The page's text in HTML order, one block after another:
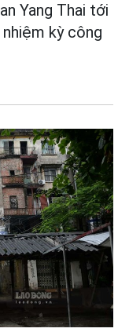
Yang Thai tới
kỳ công